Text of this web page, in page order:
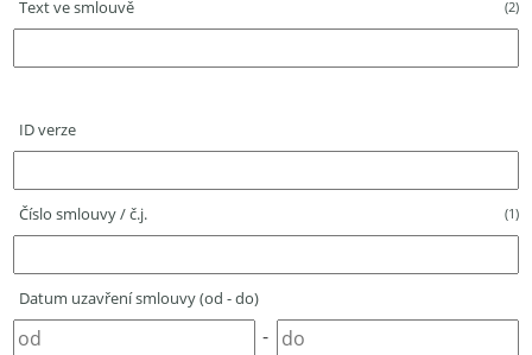
Text ve smlouvě (2)
ID verze
Číslo smlouvy / č.j. (1)
Datum uzavření smlouvy (od - do)
-